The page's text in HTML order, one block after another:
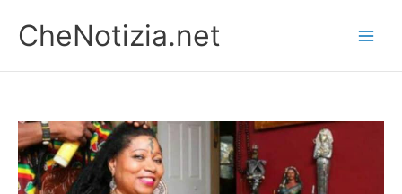
contenuto
CheNotizia.net